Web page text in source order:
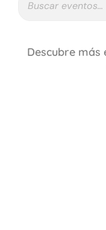
Descubre más